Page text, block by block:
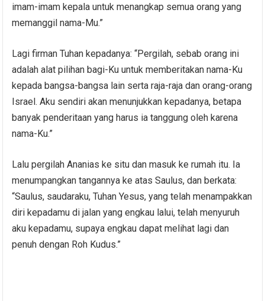
imam-imam kepala untuk menangkap semua orang yang
memanggil nama-Mu.”
Lagi firman Tuhan kepadanya: “Pergilah, sebab orang ini
adalah alat pilihan bagi-Ku untuk memberitakan nama-Ku
kepada bangsa-bangsa lain serta raja-raja dan orang-orang
Israel. Aku sendiri akan menunjukkan kepadanya, betapa
banyak penderitaan yang harus ia tanggung oleh karena
nama-Ku.”
Lalu pergilah Ananias ke situ dan masuk ke rumah itu. Ia
menumpangkan tangannya ke atas Saulus, dan berkata:
“Saulus, saudaraku, Tuhan Yesus, yang telah menampakkan
diri kepadamu di jalan yang engkau lalui, telah menyuruh
aku kepadamu, supaya engkau dapat melihat lagi dan
penuh dengan Roh Kudus.”